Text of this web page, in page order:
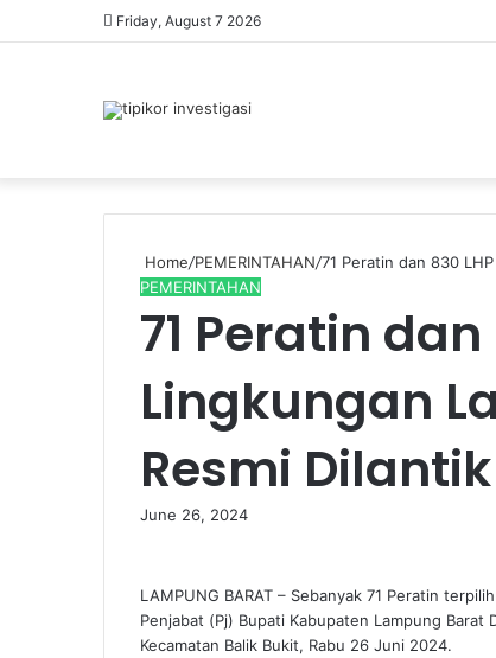
Friday, August 7 2026
Home/PEMERINTAHAN/71 Peratin dan 830
PEMERINTAHAN
71 Peratin dan
Lingkungan
Resmi
June 26, 2024
LAMPUNG BARAT – Sebanyak 71 Peratin
Penjabat (Pj) Bupati Kabupaten Lampung
Kecamatan Balik Bukit, Rabu 26 Juni 2024.